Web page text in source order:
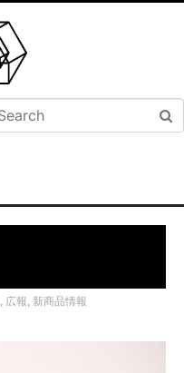
, 広報, 新商品情報